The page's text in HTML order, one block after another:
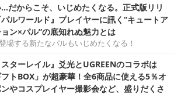
だからこそ、いじめたくなる。正式版リリ
ルワールド』プレイヤーに訊く“キュートア
ン×パル”の底知れぬ魅力とは
場する新たなパルもいじめたくなる！
スターレイル』爻光とUGREENのコラボは
フトBOX」が超豪華！全6商品に使える5％オ
やコスプレイヤー撮影会など、盛りだくさ